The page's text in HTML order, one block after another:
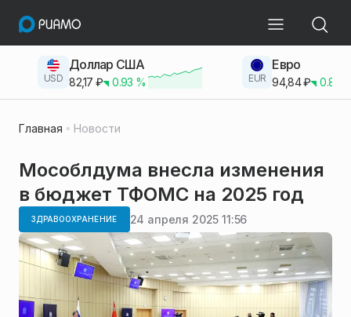
USD
Доллар США
82,17 ₽ 0.93 % EUR
Евро
94,84₽ 0.83
Главная Новости
Мособлдума внесла изменения
в бюджет ТФОМС на 2025 год
ЗДРАВООХРАНЕНИЕ 24 апреля 2025 11:56